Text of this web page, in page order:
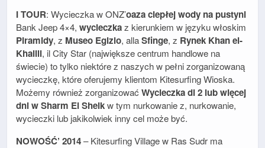
I TOUR: Wycieczka w ONZ’oaza ciepłej wody na pustyni
Bank Jeep 4×4, wycieczkaz kierunkiem w języku włoskim
Piramidy, z Museo Egizio, allaSfinge, z Rynek Khan el-
Khalili, il City Star (największe centrum handlowe na
świecie) to tylko niektóre z naszych w pełni zorganizowaną
wycieczkę, które oferujemy klientom Kitesurfing Wioska.
Możemy również zorganizować Wycieczka di 2 lub więcej
dni w Sharm El Sheikw tym nurkowanie z, nurkowanie,
wycieczki lub jakikolwiek inny cel może być.
NOWOŚĆ’ 2014– Kitesurfing Village w Ras Sudr ma